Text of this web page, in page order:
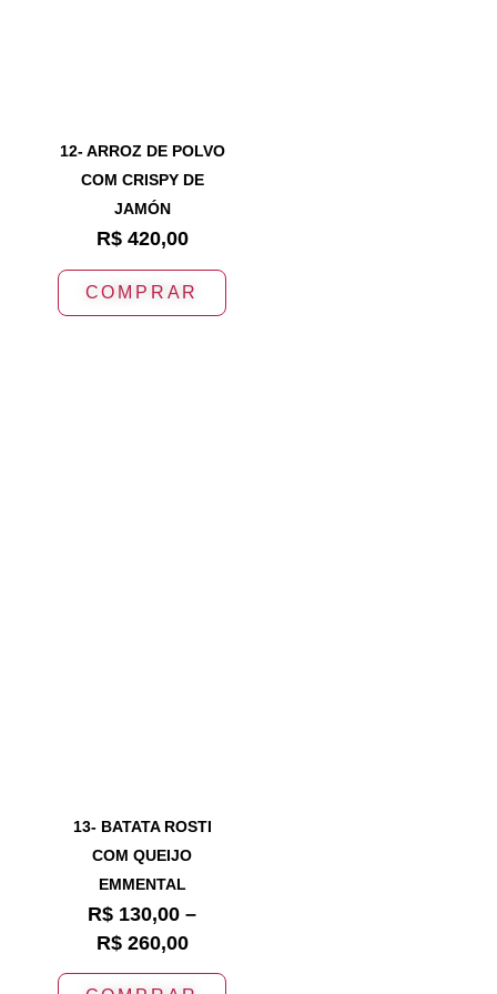
12- ARROZ DE POLVO
COM CRISPY DE
JAMÓN
R$420,00
COMPRAR
13- BATATA ROSTI
COM QUEIJO
EMMENTAL
R$ 130,00 –
R$260,00